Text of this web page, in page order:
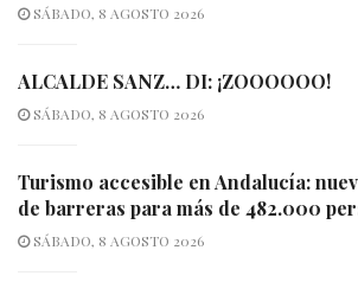
SÁBADO, 8 AGOSTO 2026
ALCALDE SANZ… DI: ¡ZOOOOOO!
SÁBADO, 8 AGOSTO 2026
Turismo accesible en Andalucía:
de barreras para más de 482.000
SÁBADO, 8 AGOSTO 2026